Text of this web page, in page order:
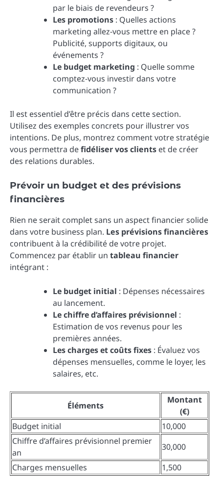
par le biais de revendeurs ?
Les promotions : Quelles actions
marketing allez-vous mettre en place ?
Publicité, supports digitaux, ou
événements ?
Le budget marketing : Quelle somme
comptez-vous investir dans votre
communication ?
Il est essentiel d’être précis dans cette section.
Utilisez des exemples concrets pour illustrer vos
intentions. De plus, montrez comment votre stratégie
vous permettra defidéliser vos clients et de créer
des relations durables.
Prévoir un budget et des prévisions
financières
Rien ne serait complet sans un aspect financier solide
dans votre business plan. Les prévisions financières
contribuent à la crédibilité de votre projet.
Commencez par établir un tableau financier
intégrant :
Le budget initial : Dépenses nécessaires
au lancement.
Le chiffre d’affaires prévisionnel :
Estimation de vos revenus pour les
premières années.
Les charges et coûts fixes : Évaluez vos
dépenses mensuelles, comme le loyer, les
salaires, etc.
Éléments
Montant
(€)
Budget initial
10,000
Chiffre d’affaires prévisionnel premier
an
30,000
Charges mensuelles
1,500